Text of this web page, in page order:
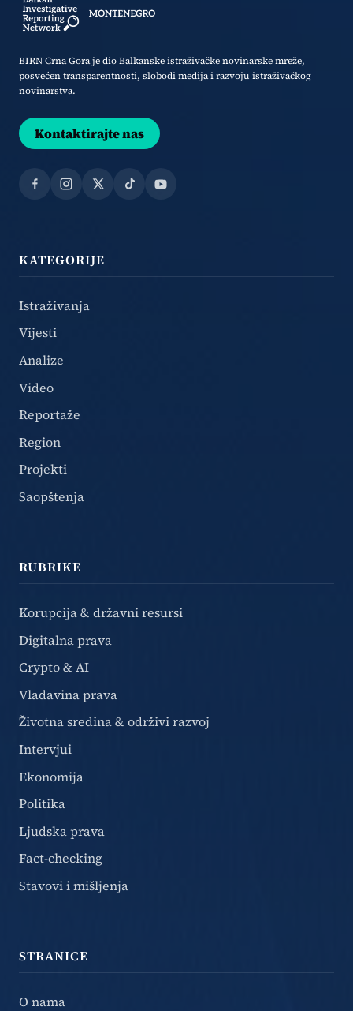
BIRN Crna Gora je dio Balkanske istraživačke novinarske mreže,
posvećen transparentnosti, slobodi medija i razvoju istraživačkog
novinarstva.
Kontaktirajte nas
Facebook
Instagram
X TikTokYouTube
KATEGORIJE
Istraživanja
Vijesti
Analize
Video
Reportaže
Region
Projekti
Saopštenja
RUBRIKE
Korupcija & državni resursi
Digitalna prava
Crypto & AI
Vladavina prava
Životna sredina & održivi razvoj
Intervjui
Ekonomija
Politika
Ljudska prava
Fact-checking
Stavovi i mišljenja
STRANICE
O nama